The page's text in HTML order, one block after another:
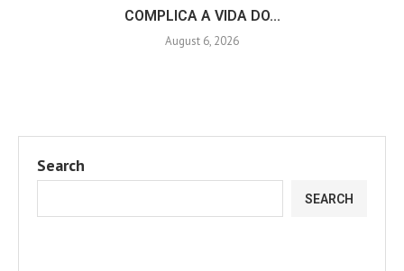
COMPLICA A VIDA DO...
August 6, 2026
Search
SEARCH